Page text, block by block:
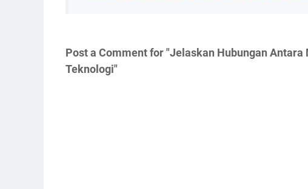
Post a Comment for "Jelaskan Hubungan
Teknologi"